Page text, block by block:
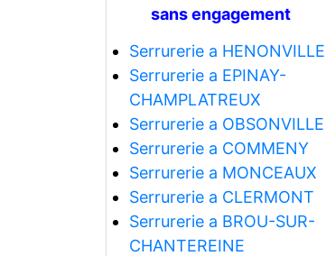
sans engagement
Serrurerie a HENONVILLE
Serrurerie a EPINAY-
CHAMPLATREUX
Serrurerie a OBSONVILLE
Serrurerie a COMMENY
Serrurerie a MONCEAUX
Serrurerie a CLERMONT
Serrurerie a BROU-SUR-
CHANTEREINE